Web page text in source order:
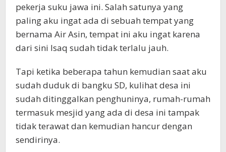
pekerja suku jawa ini. Salah satunya yang
paling aku ingat ada di sebuah tempat yang
bernama Air Asin, tempat ini aku ingat karena
dari sini Isaq sudah tidak terlalu jauh.
Tapi ketika beberapa tahun kemudian saat aku
sudah duduk di bangku SD, kulihat desa ini
sudah ditinggalkan penghuninya, rumah-rumah
termasuk mesjid yang ada di desa ini tampak
tidak terawat dan kemudian hancur dengan
sendirinya.